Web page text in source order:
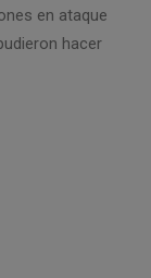
en ataque
hacer